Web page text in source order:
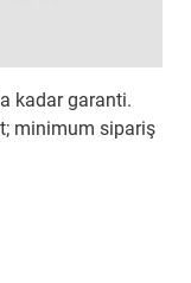
kadar garanti.
minimum sipariş